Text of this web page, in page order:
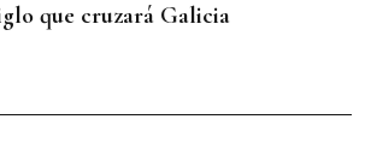
que cruzará Galicia